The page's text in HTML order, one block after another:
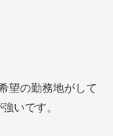
望の勤務地がして
いです。